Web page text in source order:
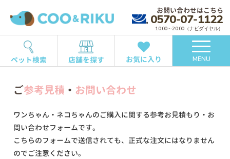
お問い合わせはこちら
0570-07-1122
10:00～20:00（ナビダイヤル）
ペット検索 店舗を探す お気に入り MENU
ご参考見積 ・ お問い合わせ
ワンちゃん・ネコちゃんのご購入に関する参考お見積もり・お
問い合わせフォームです。
こちらのフォームで送信されても、正式な注文にはなりません
のでご注意ください。